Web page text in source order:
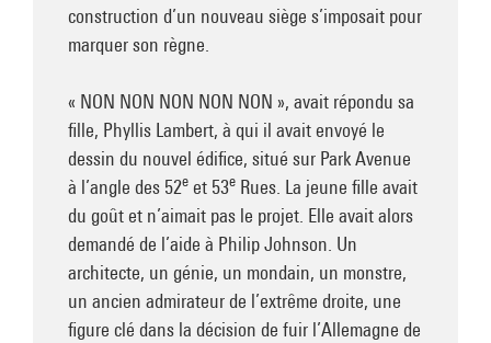
construction d’un nouveau siège s’imposait pour
marquer son règne.
« NON NON NON NON NON », avait répondu sa
fille, Phyllis Lambert, à qui il avait envoyé le
dessin du nouvel édifice, situé sur Park Avenue
à l’angle des 52e et 53e Rues. La jeune fille avait
du goût et n’aimait pas le projet. Elle avait alors
demandé de l’aide à Philip Johnson. Un
architecte, un génie, un mondain, un monstre,
un ancien admirateur de l’extrême droite, une
figure clé dans la décision de fuir l’Allemagne de